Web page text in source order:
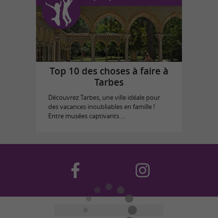
Top 10 des choses à faire à
Tarbes
Découvrez Tarbes, une ville idéale pour
des vacances inoubliables en famille !
Entre musées captivants ...